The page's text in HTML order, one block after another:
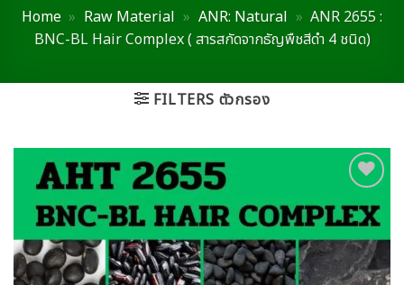
Home » Raw Material » ANR: Natural » ANR 2655 :
BNC-BL Hair Complex ( สารสกัดจากธัญพืชสีดำ 4 ชนิด)
FILTERS ตัวกรอง
Add to
wishlist